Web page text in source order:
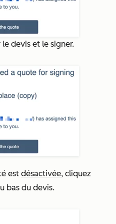
devis et le signer.
est désactivée, cliquez
bas du devis.